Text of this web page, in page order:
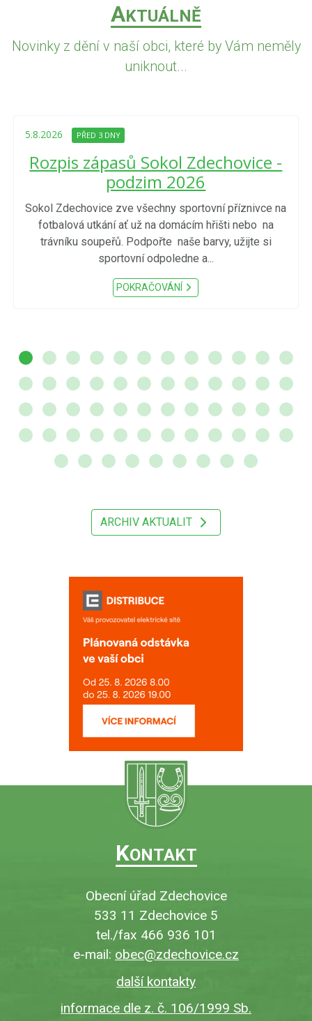
AKTUÁLNĚ
Novinky z dění v naší obci, které by Vám neměly
uniknout...
5.8.2026 PŘED 3 DNY
Rozpis zápasů Sokol Zdechovice -
podzim 2026
Sokol Zdechovice zve všechny sportovní příznivce na
fotbalová utkání ať už na domácím hřišti nebo na
trávníku soupeřů. Podpořte naše barvy, užijte si
sportovní odpoledne a...
POKRAČOVÁNÍ
ARCHIV AKTUALIT
KONTAKT
Obecní úřad Zdechovice
533 11 Zdechovice 5
tel./fax 466 936 101
e-mail: obec@zdechovice.cz
další kontakty
informace dle z. č. 106/1999 Sb.